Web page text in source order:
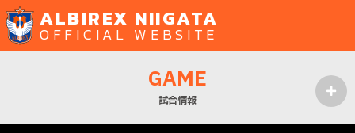
ALBIREX NIIGATA
OFFICIAL WEBSITE
GAME
試合情報